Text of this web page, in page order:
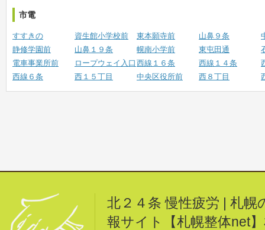
市電
すすきの 資生館小学校前 東本願寺前 山鼻９条
静修学園前
山鼻１９条 幌南小学前 東屯田通
電車事業所前
ロープウェイ入口 西線１６条 西線１４条
西線６条
西１５丁目 中央区役所前 西８丁目
北２４条 慢性疲労 | 札
報サイト【札幌整体net